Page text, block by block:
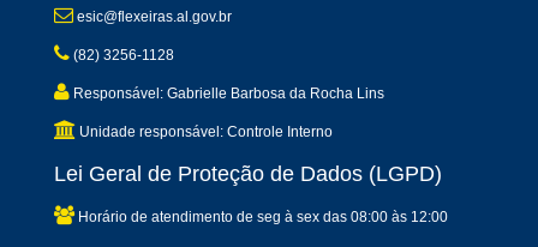
esic@flexeiras.al.gov.br
(82) 3256-1128
Responsável: Gabrielle Barbosa da Rocha Lins
Unidade responsável: Controle Interno
Lei Geral de Proteção de Dados (LGPD)
Horário de atendimento de seg à sex das 08:00 às 12:00